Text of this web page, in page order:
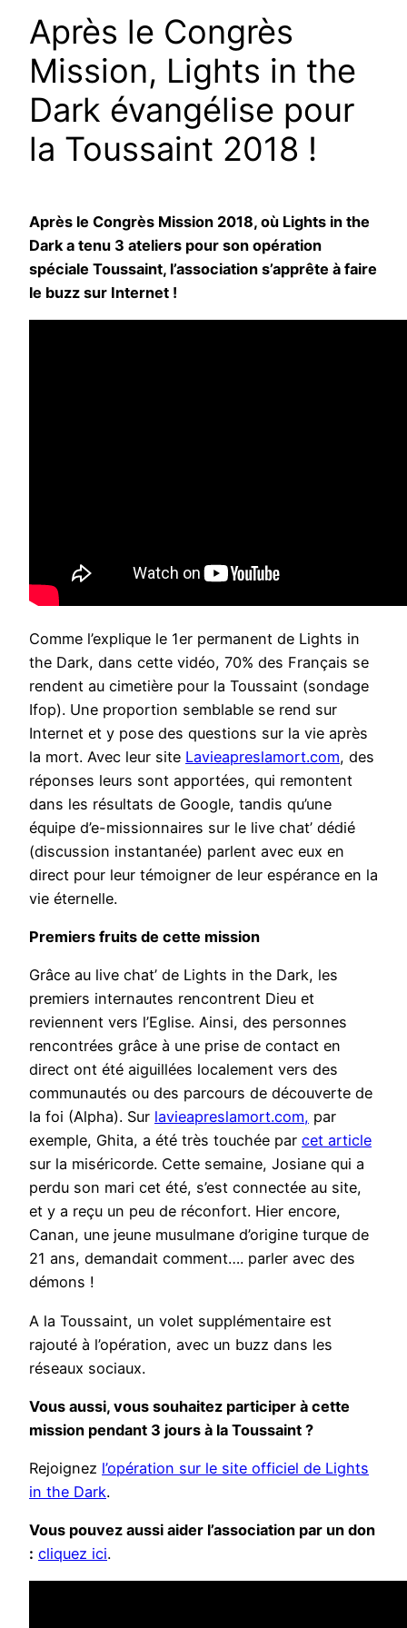
Après le Congrès
Mission, Lights in the
Dark évangélise pour
la Toussaint 2018 !
Après le Congrès Mission 2018, où Lights in the
Dark a tenu 3 ateliers pour son opération
spéciale Toussaint, l’association s’apprête à faire
le buzz sur Internet !
Comme l’explique le 1er permanent de Lights in
the Dark, dans cette vidéo, 70% des Français se
rendent au cimetière pour la Toussaint (sondage
Ifop). Une proportion semblable se rend sur
Internet et y pose des questions sur la vie après
la mort. Avec leur site Lavieapreslamort.com, des
réponses leurs sont apportées, qui remontent
dans les résultats de Google, tandis qu’une
équipe d’e-missionnaires sur le live chat’ dédié
(discussion instantanée) parlent avec eux en
direct pour leur témoigner de leur espérance en la
vie éternelle.
Premiers fruits de cette mission
Grâce au live chat’ de Lights in the Dark, les
premiers internautes rencontrent Dieu et
reviennent vers l’Eglise. Ainsi, des personnes
rencontrées grâce à une prise de contact en
direct ont été aiguillées localement vers des
communautés ou des parcours de découverte de
la foi (Alpha). Sur lavieapreslamort.com, par
exemple, Ghita, a été très touchée par cet article
sur la miséricorde. Cette semaine, Josiane qui a
perdu son mari cet été, s’est connectée au site,
et y a reçu un peu de réconfort. Hier encore,
Canan, une jeune musulmane d’origine turque de
21 ans, demandait comment…. parler avec des
démons !
A la Toussaint, un volet supplémentaire est
rajouté à l’opération, avec un buzz dans les
réseaux sociaux.
Vous aussi, vous souhaitez participer à cette
mission pendant 3 jours à la Toussaint ?
Rejoignez l’opération sur le site officiel de Lights
in the Dark.
Vous pouvez aussi aider l’association par un don
: cliquez ici.